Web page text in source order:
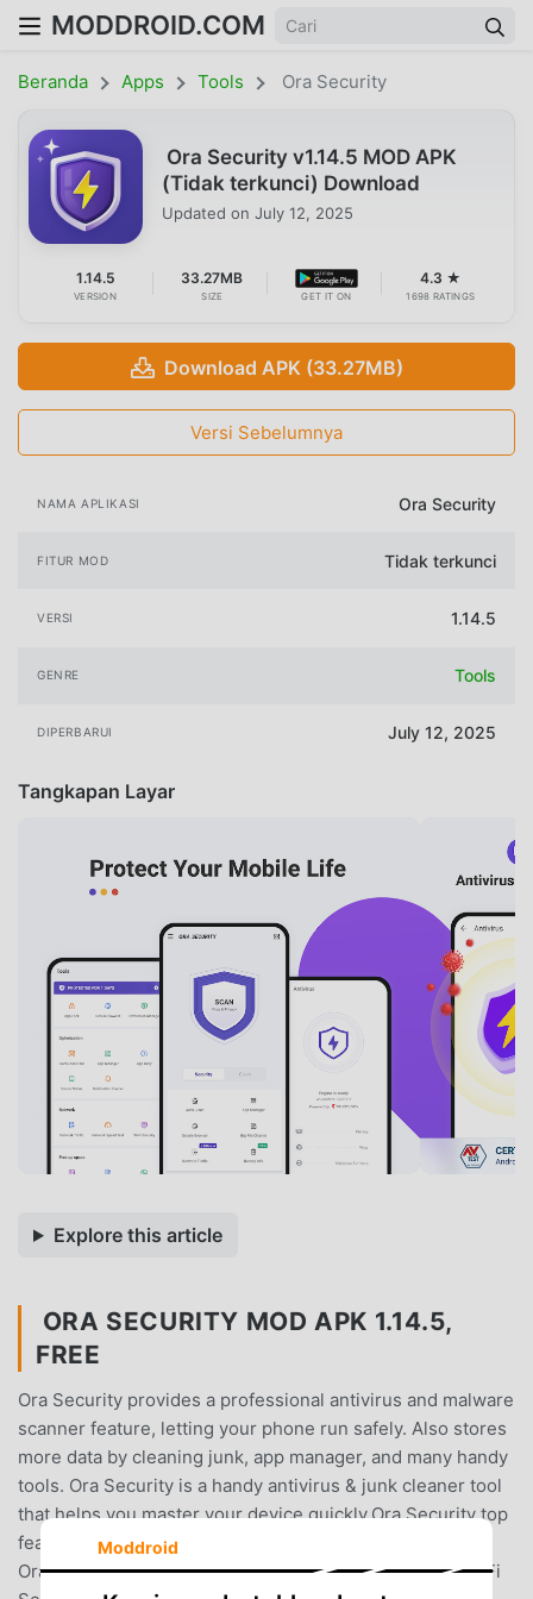
MODDROID.COM
Beranda Apps Tools Ora Security
Ora Security v1.14.5 MOD APK
(Tidak terkunci) Download
Updated on July 12, 2025
1.14.5
VERSION
33.27MB
SIZE GET IT ON
4.3 ★
1698 RATINGS
Download APK (33.27MB)
Versi Sebelumnya
NAMA APLIKASI Ora Security
FITUR MOD Tidak terkunci
VERSI 1.14.5
GENRE Tools
DIPERBARUI July 12, 2025
Tangkapan Layar
Explore this article
ORA SECURITY MOD APK 1.14.5,
FREE
Ora Security provides a professional antivirus and malware
scanner feature, letting your phone run safely. Also stores
more data by cleaning junk, app manager, and many handy
tools. Ora Security is a handy antivirus & junk cleaner tool
that helps you master your device quickly.Ora Security top
features✔ Antivirus - With the AV-Test antivirus engine,
Ora Security scans apps for viruses and malware✔ Wi-Fi
Moddroid